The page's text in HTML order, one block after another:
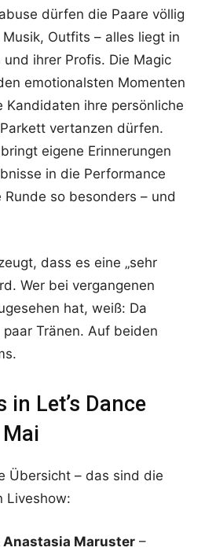
dürfen die Paare völlig
Outfits – alles liegt in
ihrer Profis. Die Magic
emotionalsten Momenten
ihre persönliche
vertanzen dürfen.
eigene Erinnerungen
in die Performance
so besonders – und
dass es eine „sehr
Wer bei vergangenen
hat, weiß: Da
Tränen. Auf beiden
in Let’s Dance
Übersicht – das sind die
Liveshow:
Anastasia Maruster –